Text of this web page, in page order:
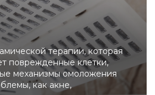
и
для
рубцов,